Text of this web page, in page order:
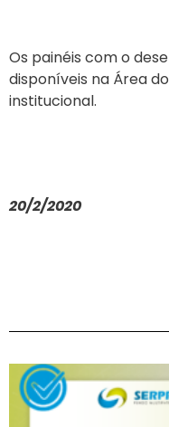
Os painéis com o
disponíveis na Área
institucional.
20/2/2020